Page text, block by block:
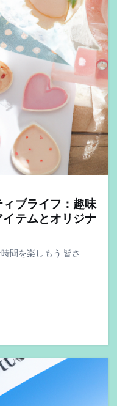
ィブライフ：趣味
テムとオリジナ
間を楽しもう 皆さ